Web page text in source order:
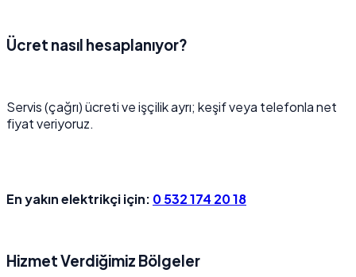
Ücret nasıl hesaplanıyor?
Servis (çağrı) ücreti ve işçilik ayrı; keşif veya telefonla net
fiyat veriyoruz.
En yakın elektrikçi için: 0 532 174 20 18
Hizmet Verdiğimiz Bölgeler